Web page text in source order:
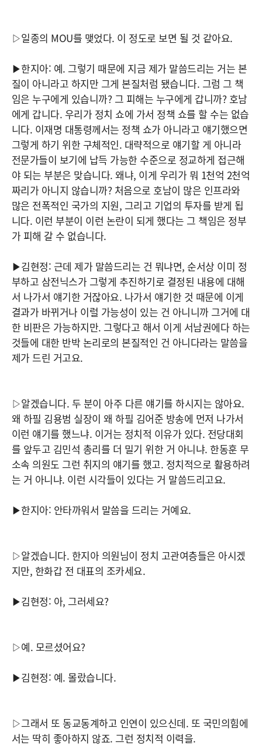
▷일종의 MOU를 맺었다. 이 정도로 보면 될 것 같아요.
▶한지아: 예. 그렇기 때문에 지금 제가 말씀드리는 거는 본
질이 아니라고 하지만 그게 본질처럼 됐습니다. 그럼 그 책
임은 누구에게 있습니까? 그 피해는 누구에게 갑니까? 호남
에게 갑니다. 우리가 정치 쇼에 가서 정책 쇼를 할 수는 없습
니다. 이재명 대통령께서는 정책 쇼가 아니라고 얘기했으면
그렇게 하기 위한 구체적인. 대략적으로 얘기할 게 아니라
전문가들이 보기에 납득 가능한 수준으로 정교하게 접근해
야 되는 부분은 맞습니다. 왜냐, 이게 우리가 뭐 1천억 2천억
짜리가 아니지 않습니까? 처음으로 호남이 많은 인프라와
많은 전폭적인 국가의 지원, 그리고 기업의 투자를 받게 됩
니다. 이런 부분이 이런 논란이 되게 했다는 그 책임은 정부
가 피해 갈 수 없습니다.
▶김현정: 근데 제가 말씀드리는 건 뭐냐면, 순서상 이미 정
부하고 삼전닉스가 그렇게 추진하기로 결정된 내용에 대해
서 나가서 얘기한 거잖아요. 나가서 얘기한 것 때문에 이게
결과가 바뀌거나 이럴 가능성이 있는 건 아니니까 그거에 대
한 비판은 가능하지만. 그렇다고 해서 이게 서남권에다 하는
것들에 대한 반박 논리로의 본질적인 건 아니다라는 말씀을
제가 드린 거고요.
▷알겠습니다. 두 분이 아주 다른 얘기를 하시지는 않아요.
왜 하필 김용범 실장이 왜 하필 김어준 방송에 먼저 나가서
이런 얘기를 했느냐. 이거는 정치적 이유가 있다. 전당대회
를 앞두고 김민석 총리를 더 밀기 위한 거 아니냐. 한동훈 무
소속 의원도 그런 취지의 얘기를 했고. 정치적으로 활용하려
는 거 아니냐. 이런 시각들이 있다는 거 말씀드리고요.
▶한지아: 안타까워서 말씀을 드리는 거예요.
▷알겠습니다. 한지아 의원님이 정치 고관여층들은 아시겠
지만, 한화갑 전 대표의 조카세요.
▶김현정: 아, 그러세요?
▷예. 모르셨어요?
▶김현정: 예. 몰랐습니다.
▷그래서 또 동교동계하고 인연이 있으신데. 또 국민의힘에
서는 딱히 좋아하지 않죠. 그런 정치적 이력을.